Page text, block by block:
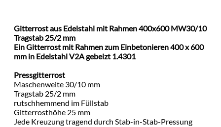
Gitterrost aus Edelstahl mit Rahmen 400x600 MW30/10
Tragstab 25/2 mm
Ein Gitterrost mit Rahmen zum Einbetonieren 400 x 600
mm in Edelstahl V2A gebeizt 1.4301
Pressgitterrost
Maschenweite 30/10 mm
Tragstab 25/2 mm
rutschhemmend im Füllstab
Gitterrosthöhe 25 mm
Jede Kreuzung tragend durch Stab-in-Stab-Pressung